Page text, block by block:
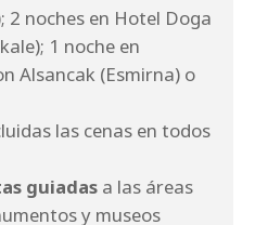
2 noches en Hotel Doga
1 noche en
Alsancak (Esmirna) o
las cenas en todos
guiadas a las áreas
y museos